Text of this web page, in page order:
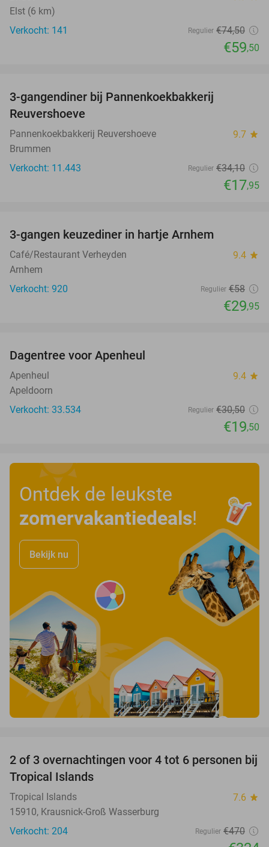
Elst (6 km)
Verkocht: 141
Regulier €74,50
€59,50
3-gangendiner bij Pannenkoekbakkerij
Reuvershoeve
Pannenkoekbakkerij Reuvershoeve 9.7 star
Brummen
Verkocht: 11.443
Regulier €34,10
€17,95
3-gangen keuzediner in hartje Arnhem
Café/Restaurant Verheyden 9.4 star
Arnhem
Verkocht: 920
Regulier €58
€29,95
Dagentree voor Apenheul
Apenheul 9.4 star
Apeldoorn
Verkocht: 33.534
Regulier €30,50
€19,50
Ontdek de leukste
zomervakantiedeals!
Bekijk nu
31%
2 of 3 overnachtingen voor 4 tot 6 personen bij
Tropical Islands
Tropical Islands 7.6 star
15910, Krausnick-Groß Wasserburg
Verkocht: 204
Regulier €470